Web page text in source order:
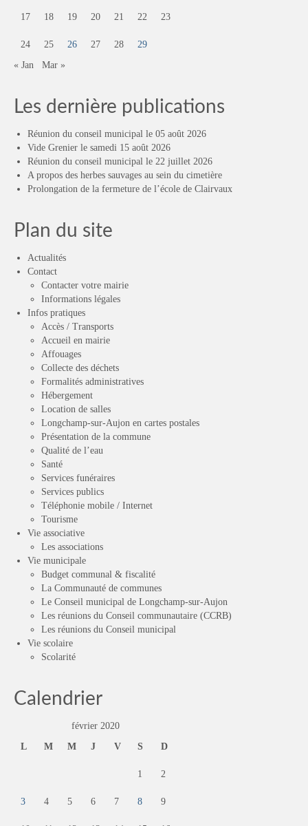
17 18 19 20 21 22 23
24 25 26 27 28
29
« Jan
Mar »
Les dernière publications
Réunion du conseil municipal le 05 août 2026
Vide Grenier le samedi 15 août 2026
Réunion du conseil municipal le 22 juillet 2026
A propos des herbes sauvages au sein du cimetière
Prolongation de la fermeture de l’école de Clairvaux
Plan du site
Actualités
Contact
Contacter votre mairie
Informations légales
Infos pratiques
Accès / Transports
Accueil en mairie
Affouages
Collecte des déchets
Formalités administratives
Hébergement
Location de salles
Longchamp-sur-Aujon en cartes postales
Présentation de la commune
Qualité de l’eau
Santé
Services funéraires
Services publics
Téléphonie mobile / Internet
Tourisme
Vie associative
Les associations
Vie municipale
Budget communal & fiscalité
La Communauté de communes
Le Conseil municipal de Longchamp-sur-Aujon
Les réunions du Conseil communautaire (CCRB)
Les réunions du Conseil municipal
Vie scolaire
Scolarité
Calendrier
février 2020
L
M M J V S D
1 2
3 4 5 6 7 8 9